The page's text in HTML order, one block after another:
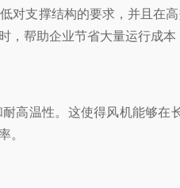
支撑结构的要求，并且在
帮助企业节省大量运行成本
温性。这使得风机能够在
。